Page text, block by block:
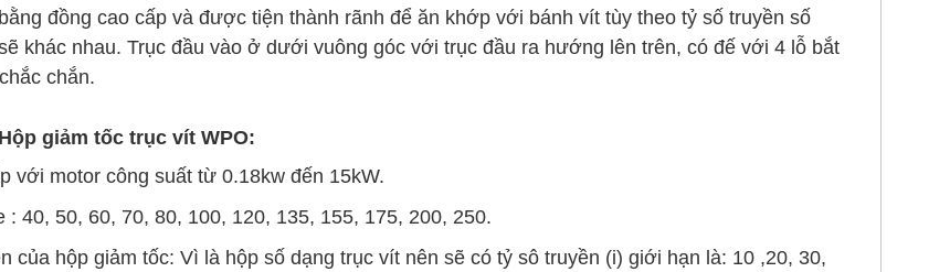
đồng cao cấp và được tiện thành rãnh để ăn khớp với bánh vít tùy theo tỷ số truyền số
khác nhau. Trục đầu vào ở dưới vuông góc với trục đầu ra hướng lên trên, có đế với 4 lỗ bắt
chắn.
giảm tốc trục vít WPO:
với motor công suất từ 0.18kw đến 15kW.
: 40, 50, 60, 70, 80, 100, 120, 135, 155, 175, 200, 250.
của hộp giảm tốc: Vì là hộp số dạng trục vít nên sẽ có tỷ sô truyền (i) giới hạn là: 10 ,20, 30,